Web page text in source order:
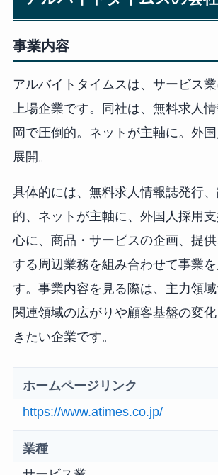
事業内容
アルバイトタイムスは、サービス
上場企業です。同社は、無料求人
岡で圧倒的。ネットが主軸に。外
展開。
具体的には、無料求人情報誌発行
的、ネットが主軸に、外国人採用
心に、商品・サービスの企画、提
する周辺業務を組み合わせて事業
す。事業内容を見る際は、主力領域
関連領域の広がりや顧客基盤の変
きたい企業です。
ホームページリンク
https://www.atimes.co.jp/
業種